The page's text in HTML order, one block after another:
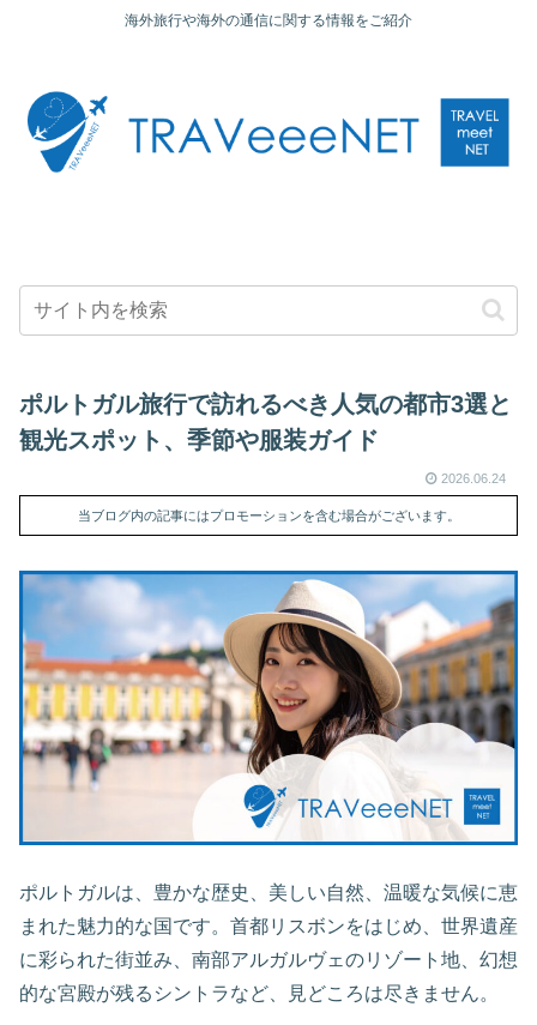
海外旅行や海外の通信に関する情報をご紹介
ポルトガル旅行で訪れるべき人気の都市3選と
観光スポット、季節や服装ガイド
2026.06.24
当ブログ内の記事にはプロモーションを含む場合がございます。
ポルトガルは、豊かな歴史、美しい自然、温暖な気候に恵
まれた魅力的な国です。首都リスボンをはじめ、世界遺産
に彩られた街並み、南部アルガルヴェのリゾート地、幻想
的な宮殿が残るシントラなど、見どころは尽きません。